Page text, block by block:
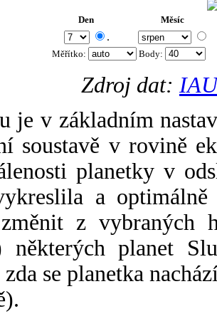
Den Měsíc
.
Měřítko: Body:
Zdroj dat:
je v základním
soustavě v rovině
planetky v
a
z vybraných
některých planet
zda se planetka